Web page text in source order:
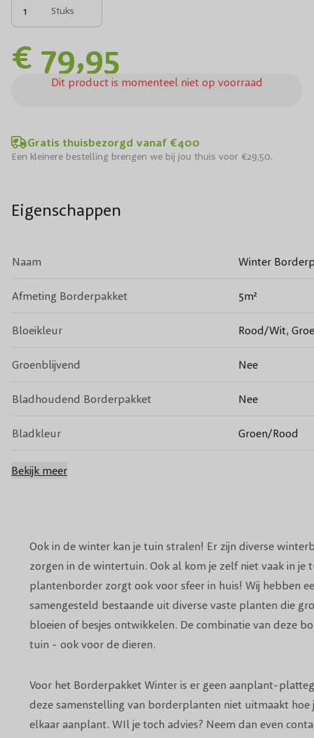
Stuks
€ 79,95
Dit product is momenteel niet op voorraad
Gratis thuisbezorgd vanaf €400
Een kleinere bestelling brengen we bij jou thuis voor €29,50.
Ook in de winter kan je tuin stralen! Er zijn diverse
zorgen in de wintertuin. Ook al kom je zelf niet vaak in je
plantenborder zorgt ook voor sfeer in huis! Wij hebben
samengesteld bestaande uit diverse vaste planten die
bloeien of besjes ontwikkelen. De combinatie van deze
tuin - ook voor de dieren.
Voor het Borderpakket Winter is er geen aanplant-
deze samenstelling van borderplanten niet uitmaakt
elkaar aanplant. WIl je toch advies? Neem dan even
Eigenschappen
Naam Winter
Afmeting Borderpakket 5m²
Bloeikleur Rood/Wit,
Groenblijvend Nee
Bladhoudend Borderpakket Nee
Bladkleur Groen/Rood
Bloeiperiode
Snoeiperiode Voorjaar
Grondsoort Geschikt voor
Bekijk meer